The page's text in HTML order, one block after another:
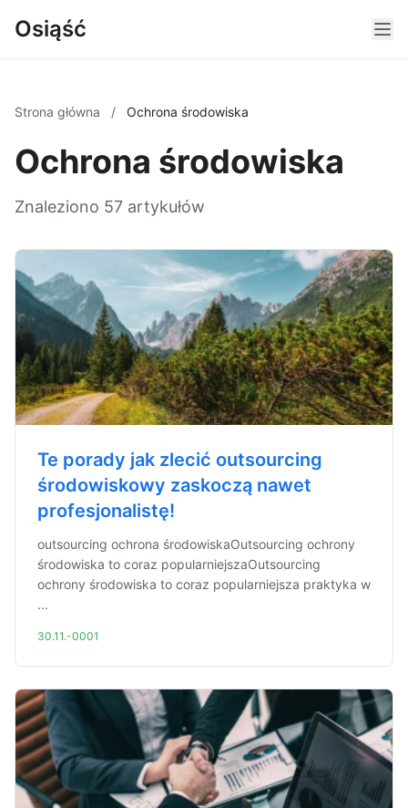
Osiąść
Strona główna / Ochrona środowiska
Ochrona środowiska
Znaleziono 57 artykułów
Te porady jak zlecić outsourcing
środowiskowy zaskoczą nawet
profesjonalistę!
outsourcing ochrona środowiskaOutsourcing ochrony
środowiska to coraz popularniejszaOutsourcing
ochrony środowiska to coraz popularniejsza praktyka w
...
30.11.-0001